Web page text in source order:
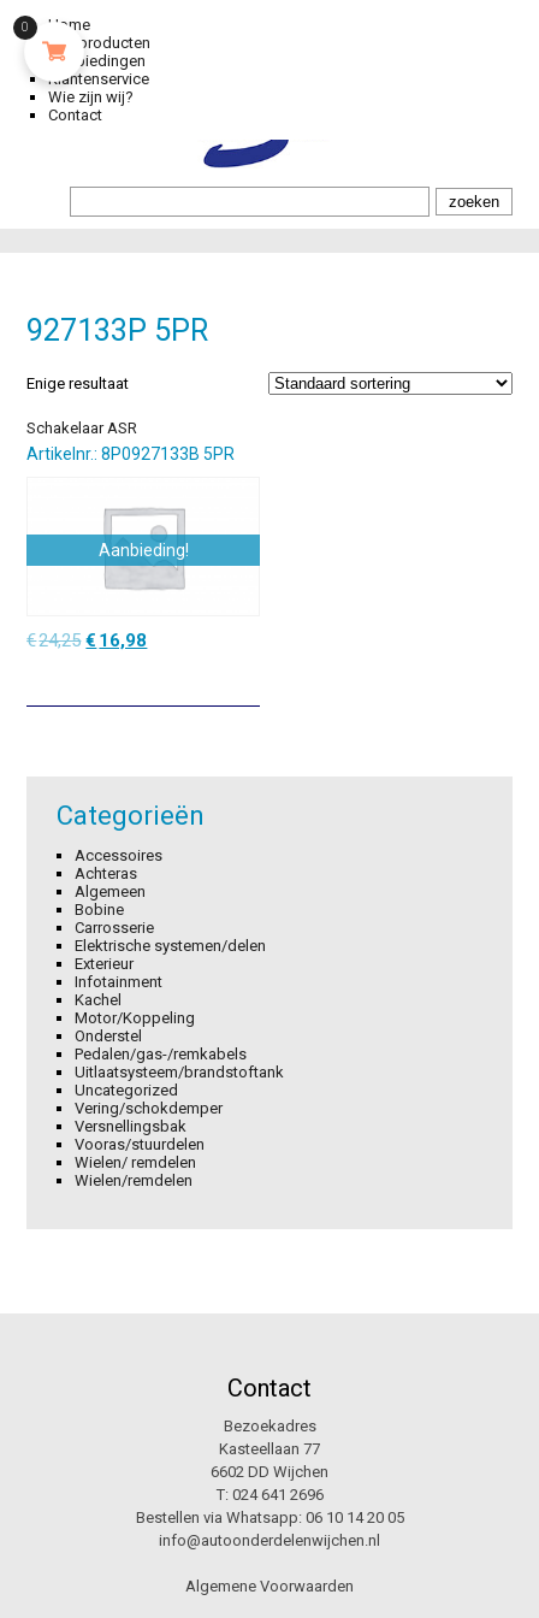
Home
Alle producten
Aanbiedingen
Klantenservice
Wie zijn wij?
Contact
927133P 5PR
Enige resultaat
Schakelaar ASR
Artikelnr.: 8P0927133B 5PR
Aanbieding!
€24,25Oorspronkelijke
€24,25.
€ 16,98
€16,98.
Categorieën
Accessoires
Achteras
Algemeen
Bobine
Carrosserie
Elektrische systemen/delen
Exterieur
Infotainment
Kachel
Motor/Koppeling
Onderstel
Pedalen/gas-/remkabels
Uitlaatsysteem/brandstoftank
Uncategorized
Vering/schokdemper
Versnellingsbak
Vooras/stuurdelen
Wielen/ remdelen
Wielen/remdelen
Contact
Bezoekadres
Kasteellaan 77
6602 DD Wijchen
T: 024 641 2696
Bestellen via Whatsapp: 06 10 14 20 05
info@autoonderdelenwijchen.nl
Algemene Voorwaarden
0